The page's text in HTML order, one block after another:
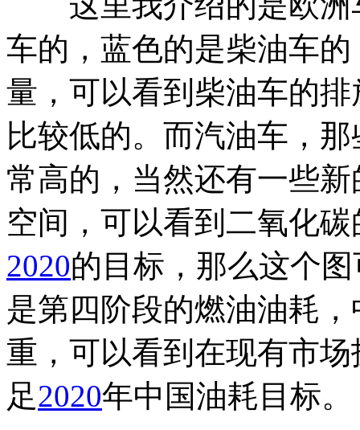
车的，蓝色的是柴油车
量，可以看到柴油车的
比较低的。而汽油车，
常高的，当然还有一些
空间，可以看到二氧化
2020的目标，那么这个
是第四阶段的燃油油耗
重，可以看到在现有市
足2020年中国油耗目标。